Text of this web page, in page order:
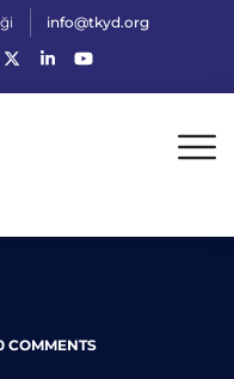
info@tkyd.org
COMMENTS